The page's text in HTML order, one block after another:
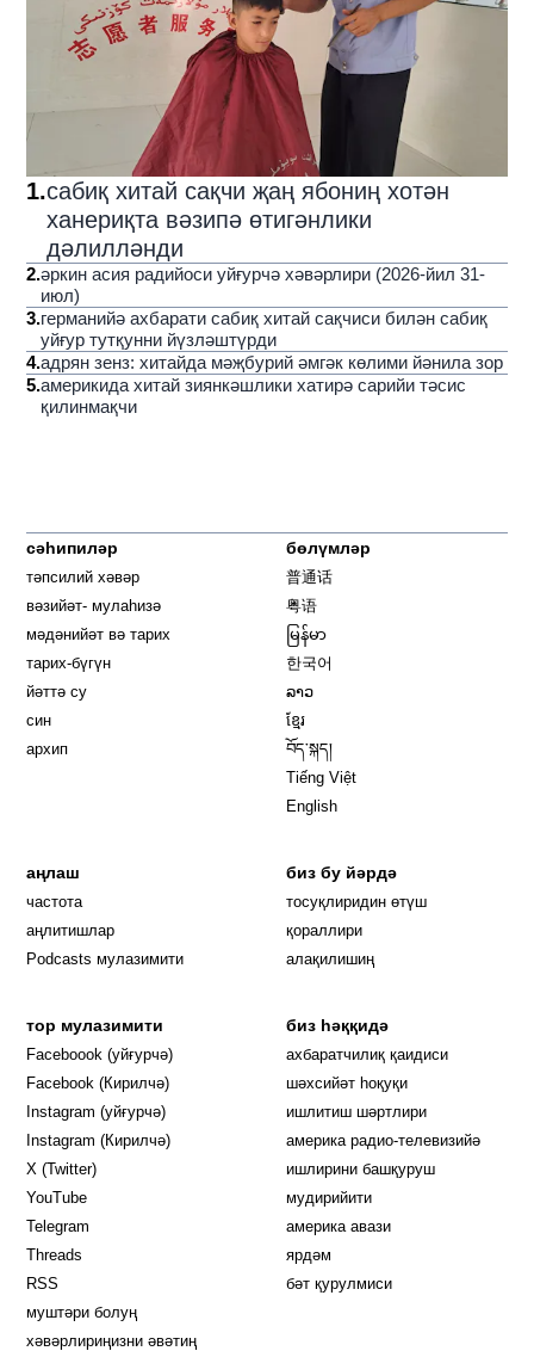
1.сабиқ хитай сақчи җаң ябониң хотән
ханериқта вәзипә өтигәнлики
дәлилләнди
2.әркин асия радийоси уйғурчә хәвәрлири (2026-йил 31-
июл)
3.германийә ахбарати сабиқ хитай сақчиси билән сабиқ
уйғур тутқунни йүзләштүрди
4.адрян зенз: хитайда мәҗбурий әмгәк көлими йәнила зор
5.америкида хитай зиянкәшлики хатирә сарийи тәсис
қилинмақчи
сәһипиләр
тәпсилий хәвәр
вәзийәт- мулаһизә
мәдәнийәт вә тарих
тарих-бүгүн
йәттә су
син
архип
бөлүмләр
普通话
粤语
မြန်မာ
한국어
ລາວ
ខ្មែរ
བོད་སྐད།
Tiếng Việt
English
аңлаш
частота
аңлитишлар
Podcasts мулазимити
биз бу йәрдә
тосуқлиридин өтүш
қораллири
алақилишиң
тор мулазимити
Faceboook (уйғурчә) Opens in new window
Facebook (Кирилчә) Opens in new window
Instagram (уйғурчә) Opens in new window
Instagram (Кирилчә) Opens in new window
X (Twitter)
YouTube
Telegram
Threads
RSS
муштәри болуң
хәвәрлириңизни әвәтиң
биз һәққидә
ахбаратчилиқ қаидиси
шәхсийәт һоқуқи
ишлитиш шәртлири
америка радио-телевизийә
ишлирини башқуруш
мудирийити
америка авази
ярдәм
бәт қурулмиси